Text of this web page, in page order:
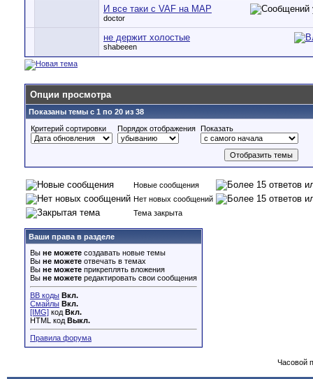
И все таки с VAF на MAP
doctor
не держит холостые
shabeeen
Опции просмотра
Показаны темы с 1 по 20 из 38
Критерий сортировки
Порядок отображения Показать
Новые сообщения
Нет новых сообщений
Тема закрыта
Ваши права в разделе
Вы не можете создавать новые темы
Вы не можете отвечать в темах
Вы не можете прикреплять вложения
Вы не можете редактировать свои сообщения
BB коды Вкл.
Смайлы Вкл.
[IMG] код Вкл.
HTML код Выкл.
Правила форума
Часовой